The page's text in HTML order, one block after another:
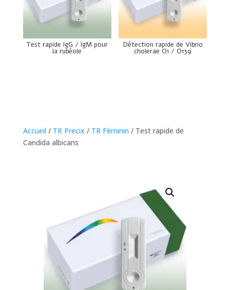
Test rapide IgG / IgM pour
la rubéole
Détection rapide de Vibrio
cholerae O1 / O139
Accueil / TR Precix / TR Féminin / Test rapide de
Candida albicans